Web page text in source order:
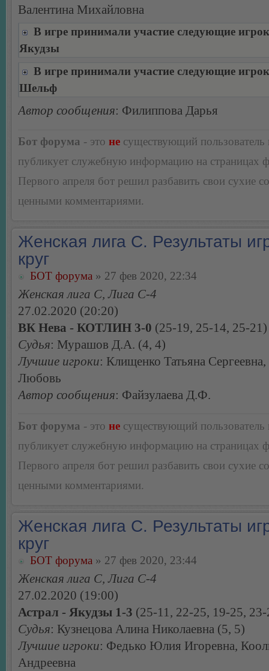
Валентина Михайловна
В игре принимали участие следующие
Якудзы
В игре принимали участие следующие
Шельф
Автор сообщения: Филиппова Дарья
Бот форума - это не существующий пользователь
публикует служебную информацию на страницах
Первого апреля бот решил разбавить свои сухие
ценными комментариями.
Женская лига С. Результаты
круг
БОТ форума » 27 фев 2020, 22:34
Женская лига С, Лига С-4
27.02.2020 (20:20)
ВК Нева - КОТЛИН 3-0 (25-19, 25-14, 25-21)
Судья: Мурашов Д.А. (4, 4)
Лучшие игроки: Клищенко Татьяна
Любовь
Автор сообщения: Файзулаева Д.Ф.
Бот форума - это не существующий пользователь
публикует служебную информацию на страницах
Первого апреля бот решил разбавить свои сухие
ценными комментариями.
Женская лига С. Результаты
круг
БОТ форума » 27 фев 2020, 23:44
Женская лига С, Лига С-4
27.02.2020 (19:00)
Астрал - Якудзы 1-3 (25-11, 22-25, 19-25,
Судья: Кузнецова Алина Николаевна (5, 5)
Лучшие игроки: Федько Юлия Игоревна,
Андреевна